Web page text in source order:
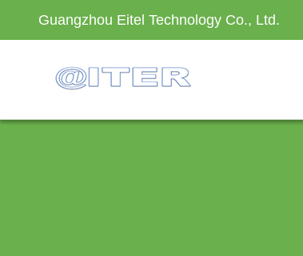
Guangzhou Eitel Technology Co., Ltd.